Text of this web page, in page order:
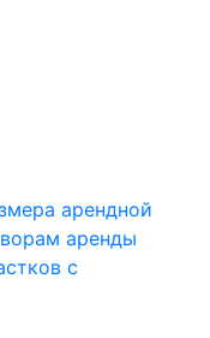
арендной
аренды
с